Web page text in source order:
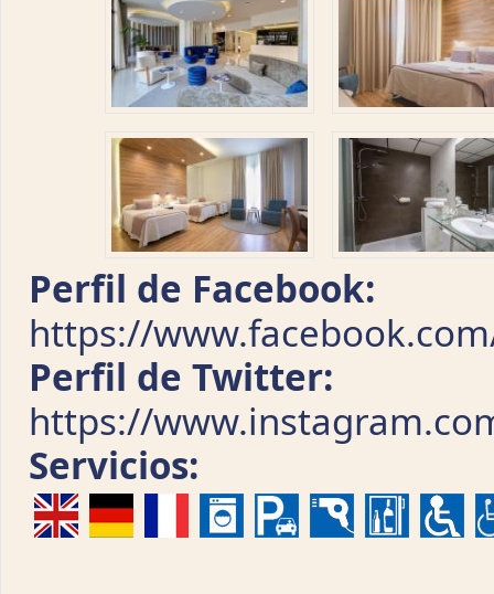
Perfil de Facebook:
https://
Perfil de Twitter:
https://
Servicios: